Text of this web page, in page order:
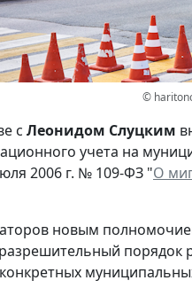
©
с Леонидом Слуцким
учета на
2006 г. № 109-ФЗ "О
новым
порядок